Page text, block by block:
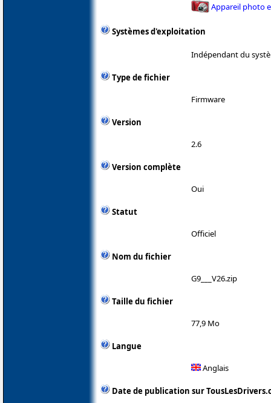
Appareil photo
Systèmes d'exploitation
Indépendant du
Type de fichier
Firmware
Version
2.6
Version complète
Oui
Statut
Officiel
Nom du fichier
G9___V26.zip
Taille du fichier
77,9 Mo
Langue
Anglais
Date de publication sur